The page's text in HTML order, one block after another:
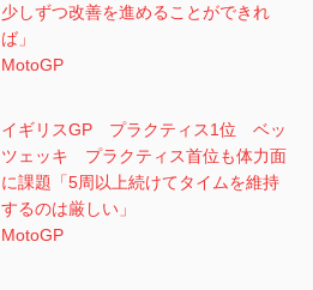
少しずつ改善を進めることができれ
ば」
MotoGP
イギリスGP プラクティス1位 ベッ
ツェッキ プラクティス首位も体力面
に課題「5周以上続けてタイムを維持
するのは厳しい」
MotoGP